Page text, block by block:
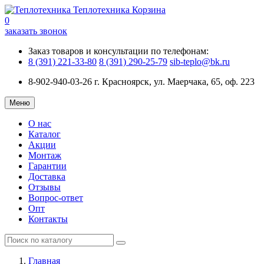
Теплотехника Корзина
0
заказать звонок
Заказ товаров и консультации по телефонам:
8 (391) 221-33-80 8 (391) 290-25-79 sib-teplo@bk.ru
8-902-940-03-26 г. Красноярск, ул. Маерчака, 65, оф. 223
Меню
О нас
Каталог
Акции
Монтаж
Гарантии
Доставка
Отзывы
Вопрос-ответ
Опт
Контакты
Главная